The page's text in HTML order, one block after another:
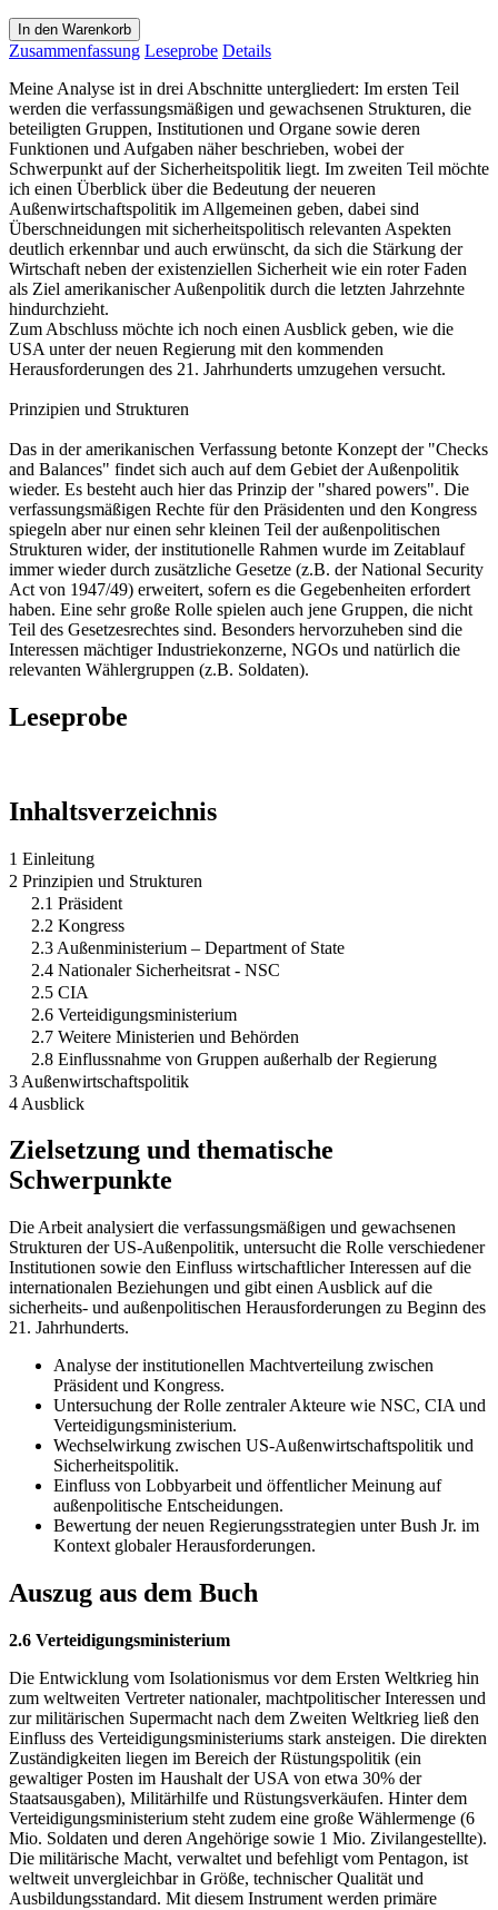
In den Warenkorb
Zusammenfassung Leseprobe Details
Meine Analyse ist in drei Abschnitte untergliedert: Im ersten Teil
werden die verfassungsmäßigen und gewachsenen Strukturen, die
beteiligten Gruppen, Institutionen und Organe sowie deren
Funktionen und Aufgaben näher beschrieben, wobei der
Schwerpunkt auf der Sicherheitspolitik liegt. Im zweiten Teil möchte
ich einen Überblick über die Bedeutung der neueren
Außenwirtschaftspolitik im Allgemeinen geben, dabei sind
Überschneidungen mit sicherheitspolitisch relevanten Aspekten
deutlich erkennbar und auch erwünscht, da sich die Stärkung der
Wirtschaft neben der existenziellen Sicherheit wie ein roter Faden
als Ziel amerikanischer Außenpolitik durch die letzten Jahrzehnte
hindurchzieht.
Zum Abschluss möchte ich noch einen Ausblick geben, wie die
USA unter der neuen Regierung mit den kommenden
Herausforderungen des 21. Jahrhunderts umzugehen versucht.
Prinzipien und Strukturen
Das in der amerikanischen Verfassung betonte Konzept der "Checks
and Balances" findet sich auch auf dem Gebiet der Außenpolitik
wieder. Es besteht auch hier das Prinzip der "shared powers". Die
verfassungsmäßigen Rechte für den Präsidenten und den Kongress
spiegeln aber nur einen sehr kleinen Teil der außenpolitischen
Strukturen wider, der institutionelle Rahmen wurde im Zeitablauf
immer wieder durch zusätzliche Gesetze (z.B. der National Security
Act von 1947/49) erweitert, sofern es die Gegebenheiten erfordert
haben. Eine sehr große Rolle spielen auch jene Gruppen, die nicht
Teil des Gesetzesrechtes sind. Besonders hervorzuheben sind die
Interessen mächtiger Industriekonzerne, NGOs und natürlich die
relevanten Wählergruppen (z.B. Soldaten).
Leseprobe
Inhaltsverzeichnis
1 Einleitung
2 Prinzipien und Strukturen
2.1 Präsident
2.2 Kongress
2.3 Außenministerium – Department of State
2.4 Nationaler Sicherheitsrat - NSC
2.5 CIA
2.6 Verteidigungsministerium
2.7 Weitere Ministerien und Behörden
2.8 Einflussnahme von Gruppen außerhalb der Regierung
3 Außenwirtschaftspolitik
4 Ausblick
Zielsetzung und thematische
Schwerpunkte
Die Arbeit analysiert die verfassungsmäßigen und gewachsenen
Strukturen der US-Außenpolitik, untersucht die Rolle verschiedener
Institutionen sowie den Einfluss wirtschaftlicher Interessen auf die
internationalen Beziehungen und gibt einen Ausblick auf die
sicherheits- und außenpolitischen Herausforderungen zu Beginn des
21. Jahrhunderts.
Analyse der institutionellen Machtverteilung zwischen
Präsident und Kongress.
Untersuchung der Rolle zentraler Akteure wie NSC, CIA und
Verteidigungsministerium.
Wechselwirkung zwischen US-Außenwirtschaftspolitik und
Sicherheitspolitik.
Einfluss von Lobbyarbeit und öffentlicher Meinung auf
außenpolitische Entscheidungen.
Bewertung der neuen Regierungsstrategien unter Bush Jr. im
Kontext globaler Herausforderungen.
Auszug aus dem Buch
2.6 Verteidigungsministerium
Die Entwicklung vom Isolationismus vor dem Ersten Weltkrieg hin
zum weltweiten Vertreter nationaler, machtpolitischer Interessen und
zur militärischen Supermacht nach dem Zweiten Weltkrieg ließ den
Einfluss des Verteidigungsministeriums stark ansteigen. Die direkten
Zuständigkeiten liegen im Bereich der Rüstungspolitik (ein
gewaltiger Posten im Haushalt der USA von etwa 30% der
Staatsausgaben), Militärhilfe und Rüstungsverkäufen. Hinter dem
Verteidigungsministerium steht zudem eine große Wählermenge (6
Mio. Soldaten und deren Angehörige sowie 1 Mio. Zivilangestellte).
Die militärische Macht, verwaltet und befehligt vom Pentagon, ist
weltweit unvergleichbar in Größe, technischer Qualität und
Ausbildungsstandard. Mit diesem Instrument werden primäre